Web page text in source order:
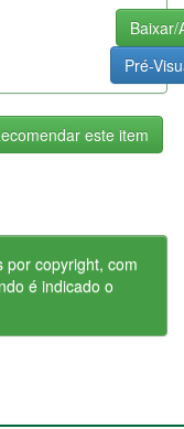
Baixar/
Pré-
este item
por copyright, com
é indicado o